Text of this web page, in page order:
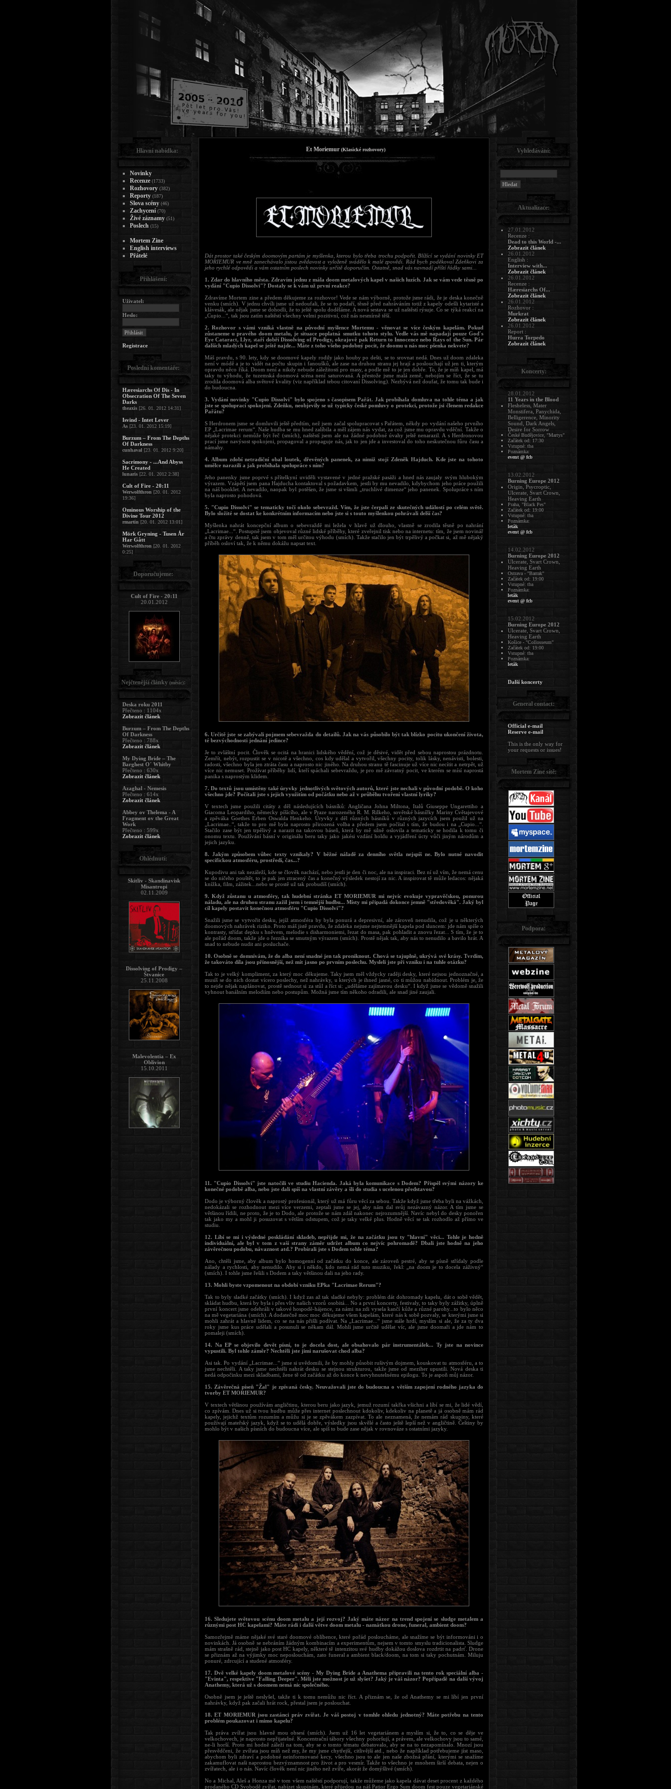
Et Moriemur (Klasické rozhovory)
Dát prostor také českým doomovým partám je myšlenka, kterou bylo třeba trochu podpořit. Blížící se vydání novinky ET
MORIEMUR ve mně zanechávalo jistou zvědavost a vyloženě svádělo k malé zpovědi. Rád bych poděkoval Zdeňkovi za
jeho rychlé odpovědi a vám ostatním poslech novinky určitě doporučím. Ostatně, snad vás navnadí příští řádky sami...
1. Zdar do hlavního města. Zdravím jednu z mála doom metalových kapel v našich luzích. Jak se vám vede těsně po
vydání "Cupio Dissolvi"? Dostaly se k vám už první reakce?
Zdravíme Mortem zine a předem děkujeme za rozhovor! Vede se nám výborně, protože jsme rádi, že je deska konečně
venku (smích). V jednu chvíli jsme už nedoufali, že se to podaří, těsně před nahráváním totiž z kapely odešli kytaristé a
klávesák, ale nějak jsme se dohodli, že to ještě spolu doděláme. A nová sestava se už naštěstí rýsuje. Co se týká reakcí na
„Cupio...“, tak jsou zatím naštěstí všechny velmi pozitivní, což nás nesmírně těší.
2. Rozhovor s vámi vzniká vlastně na původní myšlence Mortemu - věnovat se více českým kapelám. Pokud
zůstaneme u pravého doom metalu, je situace poplatná smutku tohoto stylu. Vedle vás mě napadají pouze God´s
Eye Cataract, Llyr, staří dobří Dissolving of Prodigy, okrajově pak Return to Innocence nebo Rays of the Sun. Pár
dalších mladých kapel se ještě najde... Máte z toho všeho podobný pocit, že doomu u nás moc pšenka nekvete?
Máš pravdu, s 90. lety, kdy se doomové kapely rodily jako houby po dešti, se to srovnat nedá. Dnes už doom zdaleka
není v módě a je to vidět na počtu skupin i fanoušků, ale zase na druhou stranu jej hrají a poslouchají už jen ti, kterým
opravdu něco říká. Doom není a nikdy nebude záležitostí pro masy, a podle mě to je jen dobře. To, že je míň kapel, má
taky tu výhodu, že tuzemská doomová scéna není saturovaná. A přestože jsme malá země, nebojím se říct, že se tu
zrodila doomová alba světové kvality (viz například tebou citovaní Dissolving). Nezbývá než doufat, že tomu tak bude i
do budoucna.
3. Vydání novinky "Cupio Dissolvi" bylo spojeno s časopisem Pařát. Jak probíhala domluva na tohle téma a jak
jste se spoluprací spokojeni. Zdeňku, neobjevily se už typicky české pomluvy o protekci, protože jsi členem redakce
Pařátu?
S Herdronem jsme se domluvili ještě předtím, než jsem začal spolupracovat s Pařátem, někdy po vydání našeho prvního
EP „Lacrimae rerum“. Naše hudba se mu hned zalíbila a měl zájem nás vydat, za což jsme mu opravdu vděční. Takže o
nějaké protekci nemůže být řeč (smích), naštěstí jsem ale na žádné podobné úvahy ještě nenarazil. A s Herdronovou
prací jsme navýsost spokojeni, propagoval a propaguje nás, jak to jen jde a investoval do toho neskutečnou fůru času a
námahy.
4. Album zdobí netradiční obal loutek, dřevěných panenek, za nimiž stojí Zdeněk Hajduch. Kde jste na tohoto
umělce narazili a jak probíhala spolupráce s ním?
Jeho panenky jsme poprvé s přítelkyní uviděli vystavené v jedné pražské pasáži a hned nás zaujaly svým hlubokým
výrazem. Vzápětí jsem pana Hajducha kontaktoval s požadavkem, jestli by mu nevadilo, kdybychom jeho práce použili
na náš booklet. A nevadilo, naopak byl potěšen, že jsme si všimli „truchlivé dimenze“ jeho panenek. Spolupráce s ním
byla naprosto pohodová.
5. "Cupio Dissolvi" se tematicky točí okolo sebevražd. Vím, že jste čerpali ze skutečných událostí po celém světě.
Bylo složité se dostat ke konkrétním informacím nebo jste si s touto myšlenkou pohrávali delší čas?
Myšlenka nahrát koncepční album o sebevraždě mi ležela v hlavě už dlouho, vlastně se zrodila těsně po nahrání
„Lacrimae...“. Postupně jsem objevoval různé lidské příběhy, které zveřejnil tisk nebo na internetu: tím, že jsem novinář
a čtu zprávy denně, tak jsem v tom měl určitou výhodu (smích). Takže stačilo jen být trpělivý a počkat si, až mě nějaký
příběh osloví tak, že k němu dokážu napsat text.
6. Určitě jste se zabývali pojmem sebevražda do detailů. Jak na vás působilo být tak blízko pocitu ukončení života,
té bezvýchodnosti jednání jedince?
Je to zvláštní pocit. Člověk se ocitá na hranici lidského vědění, což je děsivé, vidět před sebou naprostou prázdnotu.
Zemřít, nebýt, rozpustit se v nicotě a všechno, cos kdy udělal a vytvořil, všechny pocity, tolik lásky, nenávisti, bolesti,
radosti, všechno byla jen ztráta času a naprosto nic jiného. Na druhou stranu tě fascinuje už více nic necítit a netrpět, už
více nic nemuset. Prožívat příběhy lidí, kteří spáchali sebevraždu, je pro mě závratný pocit, ve kterém se mísí naprostá
panika s naprostým klidem.
7. Do textů jsou umístěny také úryvky jednotlivých světových autorů, které jste nechali v původní podobě. O koho
všechno jde? Počítali jste s jejich využitím od počátku nebo až v průběhu tvoření vlastní lyriky?
V textech jsme použili citáty z děl následujících básníků: Angličana Johna Miltona, Italů Giuseppe Ungarettiho a
Giacoma Leopardiho, německy píšícího, ale v Praze narozeného R. M. Rilkeho, sovětské básnířky Mariny Cvětajevové
a zpěváka Goethes Erben Oswalda Henkeho. Úryvky z děl různých básníků v různých jazycích jsem použil už na
„Lacrimae..“, takže to pro mě byla naprosto přirozená volba a předem jsem počítal s tím, že budou i na „Cupio...“.
Stačilo zase být jen trpělivý a narazit na takovou báseň, která by mě silně oslovila a tematicky se hodila k tomu či
onomu textu. Používání básní v originálu beru taky jako jakési vzdání holdu a vyjádření úcty vůči jiným národům a
jejich jazyku.
8. Jakým způsobem vůbec texty vznikaly? V běžné náladě za denního světla nejspíš ne. Bylo nutné navodit
specifickou atmosféru, prostředí, čas...?
Kupodivu ani tak nezáleží, kde se člověk nachází, nebo jestli je den či noc, ale na inspiraci. Bez ní už vím, že nemá cenu
se do ničeho pouštět, to je pak jen ztracený čas a konečný výsledek nestojí za nic. A inspirovat tě může ledacos: nějaká
knížka, film, zážitek...nebo se prostě už tak probudíš (smích).
9. Když zůstanu u atmosféry, tak hudební stránka ET MORIEMUR mi nejvíc evokuje vypravěčskou, ponurou
náladu, ale na druhou stranu zažil jsem i temnější hudbu... Místy mi připadá dokonce jemně "středověká". Jaký byl
cíl kapely postavit konečnou atmosféru "Cupio Dissolvi"?
Snažili jsme se vytvořit desku, jejíž atmosféra by byla ponurá a depresivní, ale zároveň nenudila, což je u některých
doomových nahrávek riziko. Proto máš jistě pravdu, že zdaleka nejsme nejtemnější kapela pod sluncem: jde nám spíše o
kontrasty, střídat depku s hněvem, melodie s disharmoniemi, řezat do masa, pak pohladit a znovu řezat... S tím, že je to
ale pořád doom, takže jde o řezníka se smutným výrazem (smích). Prostě nějak tak, aby nás to nenudilo a bavilo hrát. A
snad to nebude nudit ani posluchače.
10. Osobně se domnívám, že do alba není snadné jen tak proniknout. Chová se tajuplně, ukrývá své krásy. Tvrdím,
že takováto díla jsou přínosnější, než mít jasno po prvním poslechu. Mysleli jste při vzniku i na tuhle otázku?
Tak to je velký kompliment, za který moc děkujeme. Taky jsem měl vždycky raději desky, které nejsou jednoznačné, a
musíš se do nich dostat vícero poslechy, než nahrávky, u kterých je ihned jasné, co ti můžou nabídnout. Problém je, že
to nejde nějak naplánovat, prostě sednout si za stůl a říct si: „uděláme zajímavou desku“. I když jsme se vědomě snažili
vyhnout banálním melodiím nebo postupům. Možná jsme tím někoho odradili, ale snad jiné zaujali.
11. "Cupio Dissolvi" jste natočili ve studiu Hacienda. Jaká byla komunikace s Dodem? Přispěl svými názory ke
konečné podobě alba, nebo jste dali spíš na vlastní závěry a šli do studia s ucelenou představou?
Dodo je výborný člověk a naprostý profesionál, který už má fůru věcí za sebou. Takže když jsme třeba byli na vážkách,
nedokázali se rozhodnout mezi více verzemi, zeptali jsme se jej, aby nám dal svůj nezávazný názor. A tím jsme se
většinou řídili, ne proto, že je to Dodo, ale protože se nám zdál nakonec nejrozumnější. Navíc nebyl do desky ponořen
tak jako my a mohl ji posuzovat s větším odstupem, což je taky velké plus. Hodně věcí se tak rozhodlo až přímo ve
studiu.
12. Líbí se mi i výsledné poskládání skladeb, nepřijde mi, že na začátku jsou ty "hlavní" věci... Tohle je hodně
individuální, ale byl v tom z vaší strany záměr udržet album co nejvíc pohromadě? Dbali jste hodně na jeho
závěrečnou podobu, návaznost atd.? Probírali jste s Dodem tohle téma?
Ano, chtěli jsme, aby album bylo homogenní od začátku do konce, ale zároveň pestré, aby se písně střídaly podle
nálady a rychlosti, aby nenudilo. Aby si i někdo, kdo nemá rád tuto muziku, řekl: „na doom je to docela záživný“
(smích). I tohle jsme řešili s Dodem a taky většinou dali na jeho rady.
13. Mohli byste vzpomenout na období vzniku EPka "Lacrimae Rerum"?
Tak to byly sladké začátky (smích). I když zas až tak sladké nebyly: problém dát dohromady kapelu, dát o sobě vědět,
skládat hudbu, která by byla i přes vliv našich vzorů osobitá... No a první koncerty, festivaly, to taky byly zážitky, úplně
první koncert jsme odehráli v takové hospodě-hájence, za námi na zdi vysela kančí kůže a různé parohy...to bylo něco
na mě vegetariána (smích). A dodatečně moc moc děkujeme všem kapelám, které nás k sobě pozvaly, se kterými jsme si
mohli zahrát a hlavně lidem, co se na nás přišli podívat. Na „Lacrimae...“ jsme stále hrdí, myslím si ale, že za ty dva
roky jsme kus práce udělali a posunuli se někam dál. Mohli jsme určitě udělat víc, ale jsme doomaři a jde nám to
pomaleji (smích).
14. Na EP se objevilo devět písní, to je docela dost, ale obsahovalo pár instrumentálek... Ty jste na novince
vypustili. Byl tohle záměr? Nechtěli jste jimi narušovat chod alba?
Asi tak. Po vydání „Lacrimae...“ jsme si uvědomili, že by mohly působit rušivým dojmem, kouskovat tu atmosféru, a to
jsme nechtěli. A taky jsme nechtěli nahrát desku se stejnou strukturou, takže jsme od meziher upustili. Nová deska ti
nedá odpočinku mezi skladbami, žene tě od začátku až do konce k nevyhnutelnému epilogu. To je aspoň můj názor.
15. Závěrečná píseň "Žal" je zpívaná česky. Neuvažovali jste do budoucna o větším zapojení rodného jazyka do
tvorby ET MORIEMUR?
V textech většinou používám angličtinu, kterou beru jako jazyk, jemuž rozumí takřka všichni a líbí se mi, že lidé vědí,
co zpívám. Dnes už si tvou hudbu může přes internet poslechnout kdokoliv, kdekoliv na planetě a já osobně mám rád
kapely, jejichž textům rozumím a můžu si je se zpěvákem zazpívat. To ale neznamená, že nemám rád skupiny, které
používají mateřský jazyk, když se to udělá dobře, výsledky jsou skvělé a často ještě lepší než v angličtině. Češtiny by
mohlo být v našich písních do budoucna více, ale spíš to bude zase nějak v rovnováze s ostatními jazyky.
16. Sledujete světovou scénu doom metalu a její rozvoj? Jaký máte názor na trend spojení se sludge metalem a
různými post HC kapelami? Máte rádi i další větve doom metalu - namátkou drone, funeral, ambient doom?
Samozřejmě máme nějaké své staré doomové oblíbence, které pořád posloucháme, ale snažíme se být informováni i o
novinkách. Já osobně se nebráním žádným kombinacím a experimentům, nejsem v tomto smyslu tradicionalista. Sludge
mám strašně rád, stejně jako post HC kapely, některé tě intenzitou své hudby dokážou doslova rozdrtit na padrť. Drone
se přiznám až na výjimky moc neposlouchám, zato funeral a ambient black/doom, na tom si taky pochutnám. Miluju
ponuré, zdrcující a studené atmosféry.
17. Dvě velké kapely doom metalové scény - My Dying Bride a Anathema připravili na tento rok speciální alba -
"Evinta", respektive "Falling Deeper". Měli jste možnost je už slyšet? Jaký je váš názor? Popřípadě na další vývoj
Anathemy, která už s doomem nemá nic společného.
Osobně jsem je ještě neslyšel, takže ti k tomu nemůžu nic říct. A přiznám se, že od Anathemy se mi líbí jen první
nahrávky, když pak začali hrát rock, přestal jsem je poslouchat.
18. ET MORIEMUR jsou zastánci práv zvířat. Je váš postoj v tomhle ohledu jednotný? Máte potřebu na tento
problém poukazovat i mimo kapelu?
Tak práva zvířat jsou hlavně mou obsesí (smích). Jsem už 16 let vegetariánem a myslím si, že to, co se děje ve
velkochovech, je naprosto nepřijatelné. Koncentrační tábory všechny pohoršují, a právem, ale velkochovy jsou to samé,
ne-li horší. Proto mi hodně záleží na tom, aby se o tomto tématu debatovalo, aby se na to nezapomínalo. Mnozí jsou
přesvědčeni, že zvířata jsou míň než my, že my jsme chytřejší, citlivější atd., nebo že například potřebujeme jíst maso,
abychom byli zdraví a podobné neinformované kecy, všechno jsou to ale jen naše zbožná přání, kterými se snažíme
zakamuflovat naši naprostou bezvýznamnost pro život a pro vesmír. Takže to všechno je mnohem širší debata, nejen o
zvířatech, ale i o nás. Navíc člověk není nic jiného než zvíře, akorát že domýšlivé (smích).
No a Michal, Aleš a Honza mě v tom všem naštěstí podporují, takže můžeme jako kapela dávat deset procent z každého
prodaného CD Svobodě zvířat, nabízet skupinám, které přijedou na náš Patior Ergo Sum doom fest pouze vegetariánské
Hlavní nabídka:
Novinky
Recenze (1733)
Rozhovory (382)
Reporty (187)
Slova scény (46)
Zachycení (70)
Živé záznamy (51)
Poslech (15)
Mortem Zine
English interviews
Přátelé
Přihlášení:
Uživatel:
Heslo:
Registrace
Poslední komentáře:
Hæresiarchs Of Dis - In
Obsecration Of The Seven
Darks
theaxis [26. 01. 2012 14:31]
Isvind - Intet Lever
As [23. 01. 2012 15:19]
Burzum – From The Depths
Of Darkness
cunhaval [23. 01. 2012 9:20]
Sacrimony - ...And Abyss
He Created
lunaris [22. 01. 2012 2:38]
Cult of Fire - 20:11
Werwolfthron [20. 01. 2012
19:36]
Ominous Worship of the
Divine Tour 2012
rmartin [20. 01. 2012 13:01]
Mörk Gryning - Tusen År
Har Gått
Werwolfthron [20. 01. 2012
0:25]
Doporučujeme:
Cult of Fire - 20:11
20.01.2012
Nejčtenější články (měsíc):
Deska roku 2011
Přečteno : 1104x
Zobrazit článek
Burzum – From The Depths
Of Darkness
Přečteno : 788x
Zobrazit článek
My Dying Bride – The
Barghest O´ Whitby
Přečteno : 630x
Zobrazit článek
Azaghal - Nemesis
Přečteno : 614x
Zobrazit článek
Abbey ov Thelema - A
Fragment ov the Great
Work
Přečteno : 599x
Zobrazit článek
Ohlédnutí:
Skitliv - Skandinavisk
Misantropi
02.11.2009
Dissolving of Prodigy –
Štvanice
25.11.2008
Malevolentia – Ex
Oblivion
15.10.2011
Vyhledávání:
Aktualizace:
27.01.2012
Recenze :
Dead to this World -...
Zobrazit článek
26.01.2012
English :
Interview with...
Zobrazit článek
26.01.2012
Recenze :
Hæresiarchs Of...
Zobrazit článek
26.01.2012
Rozhovor :
Murkrat
Zobrazit článek
26.01.2012
Report :
Hurra Torpedo
Zobrazit článek
Koncerty:
28.01.2012
11 Years in the Blood
Flesheless, Mater
Monstifera, Panychida,
Belligerence, Minority
Sound, Dark Angels,
Desire for Sorrow
České Budějovice, "Martys"
Začátek od: 17:30
Vstupné: tba
Poznámka:
event @ fcb
13.02.2012
Burning Europe 2012
Origin, Psycroptic,
Ulcerate, Svart Crown,
Heaving Earth
Praha, "Black Pes"
Začátek od: 19:00
Vstupné: tba
Poznámka:
leták
event @ fcb
14.02.2012
Burning Europe 2012
Ulcerate, Svart Crown,
Heaving Earth
Ostrava - "Barrak"
Začátek od: 19:00
Vstupné: tba
Poznámka:
leták
event @ fcb
15.02.2012
Burning Europe 2012
Ulcerate, Svart Crown,
Heaving Earth
Košice - "Collosseum"
Začátek od: 19:00
Vstupné: tba
Poznámka:
leták
Další koncerty
General contact:
Official e-mail
Reserve e-mail
This is the only way for
your requests or issues!
Mortem Zine sítě:
Podpora: